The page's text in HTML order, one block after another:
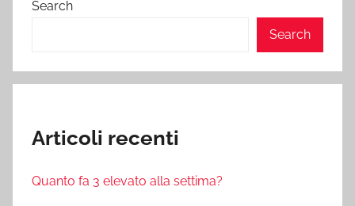
Search
Search
Articoli recenti
Quanto fa 3 elevato alla settima?